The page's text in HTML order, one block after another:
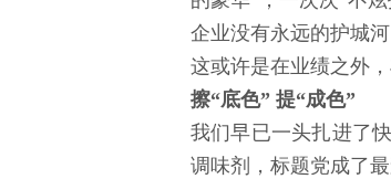
企业没有永远的护城
这或许是在业绩之外
擦“底色” 提“成色”
我们早已一头扎进了
调味剂，标题党成了